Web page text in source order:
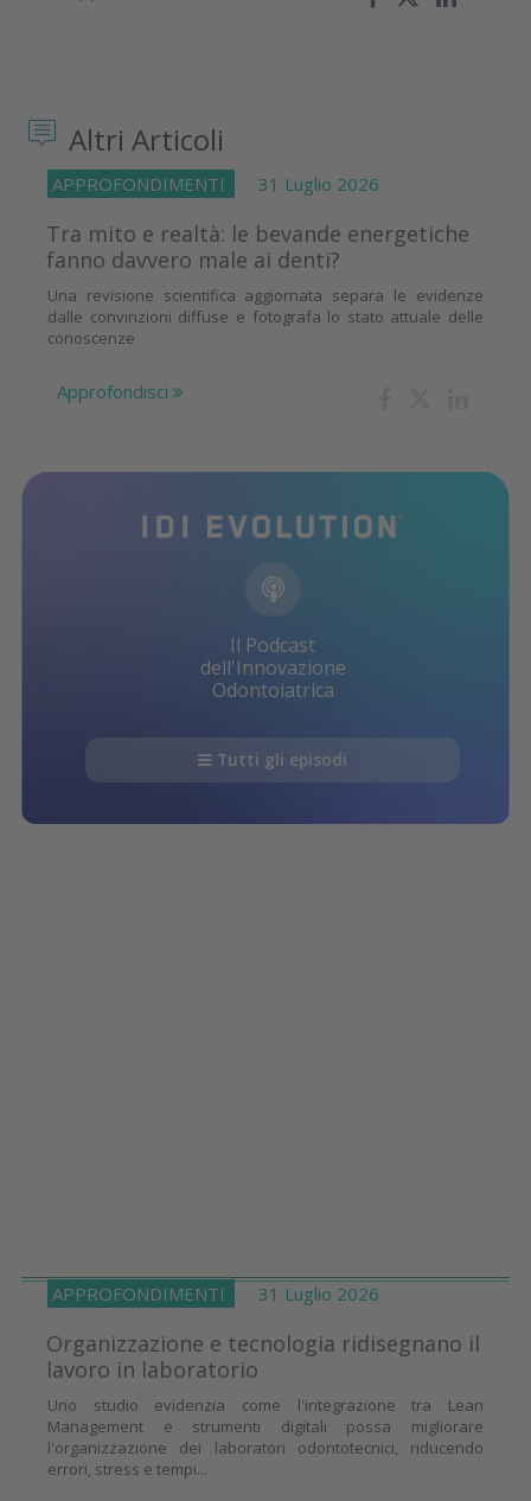
Altri Articoli
APPROFONDIMENTI 31 Luglio 2026
Tra mito e realtà: le bevande energetiche
fanno davvero male ai denti?
Una revisione scientifica aggiornata separa le evidenze
dalle convinzioni diffuse e fotografa lo stato attuale delle
conoscenze
Approfondisci
Il Podcast
dell'Innovazione
Odontoiatrica
Tutti gli episodi
APPROFONDIMENTI 31 Luglio 2026
Organizzazione e tecnologia ridisegnano il
lavoro in laboratorio
Uno studio evidenzia come l'integrazione tra Lean
Management e strumenti digitali possa migliorare
l'organizzazione dei laboratori odontotecnici, riducendo
errori, stress e tempi...